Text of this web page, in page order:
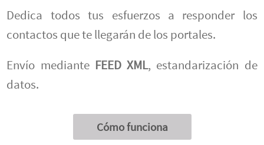
Dedica todos tus esfuerzos a responder los
contactos que te llegarán de los portales.
Envío mediante FEED XML, estandarización de
datos.
Cómo funciona